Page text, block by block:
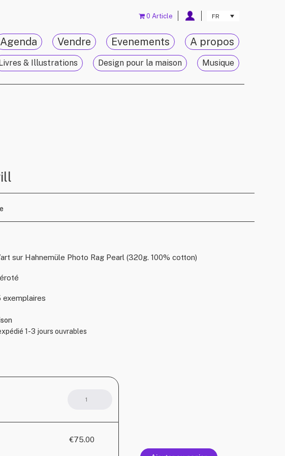
FR
0 Article
A propos
Evenements
Vendre
Agenda
& Illustrations Design pour la maison Musique
sur Hahnemüle Photo Rag Pearl (320g. 100% cotton)
exemplaires
1-3 jours ouvrables
Thrill
€75.00